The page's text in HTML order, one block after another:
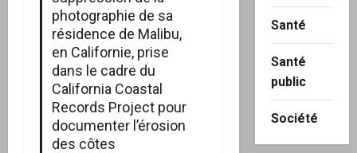
photographie de sa
résidence de Malibu,
en Californie, prise
dans le cadre du
California Coastal
Records Project pour
documenter l’érosion
des côtes
Santé
Santé
public
Société